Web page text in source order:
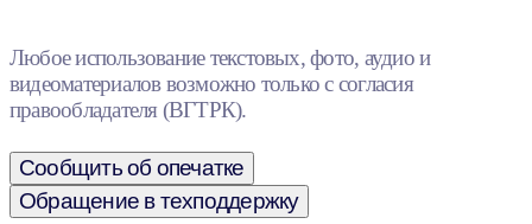
Любое использование текстовых, фото, аудио и
видеоматериалов возможно только с согласия
правообладателя (ВГТРК).
Сообщить об опечатке
Обращение в техподдержку